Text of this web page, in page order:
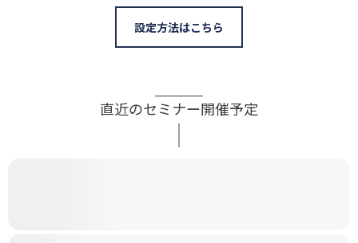
設定方法はこちら
直近のセミナー開催予定